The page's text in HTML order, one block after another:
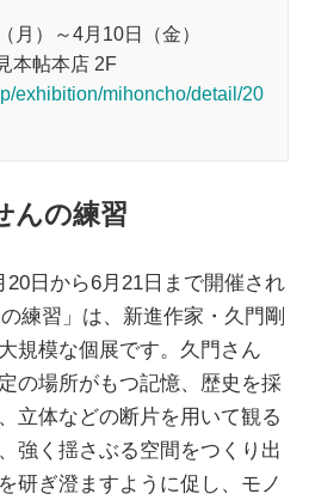
月）～4月10日（金）
本帖本店 2F
exhibition/mihoncho/detail/20
んの練習
日から6月21日まで開催され
練習」は、新進作家・久門剛
規模な個展です。久門さん
の場所がもつ記憶、歴史を採
立体などの断片を用いて観る
強く揺さぶる空間をつくり出
研ぎ澄ますように促し、モノ